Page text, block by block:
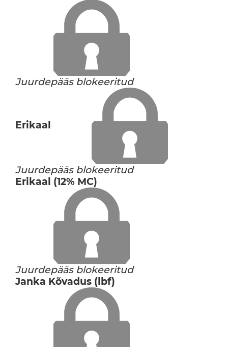
Juurdepääs blokeeritud
Erikaal
Juurdepääs blokeeritud
Erikaal (12% MC)
Juurdepääs blokeeritud
Janka Kõvadus (lbf)